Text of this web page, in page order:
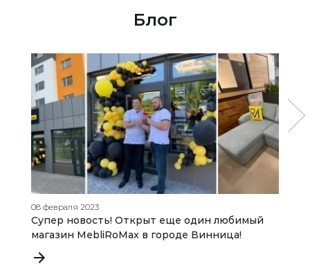
Блог
08 февраля 2023
Супер новость! Открыт еще один любимый
магазин MebliRoMax в городе Винница!